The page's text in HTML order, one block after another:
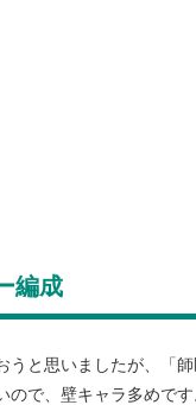
編成
うと思いましたが、「
ので、壁キャラ多めです